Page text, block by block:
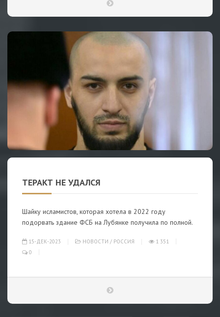
ТЕРАКТ НЕ УДАЛСЯ
Шайку исламистов, которая хотела в 2022 году
подорвать здание ФСБ на Лубянке получила по полной.
15-ДЕК-2023 НОВОСТИ / РОССИЯ
1 351
0